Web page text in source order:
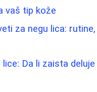
vaš tip kože
za negu lica:
lice: Da li zaista